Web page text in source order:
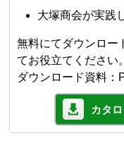
大塚商会が実践
無料にてダウンロー
てお役立てください。
ダウンロード資料：
カタ